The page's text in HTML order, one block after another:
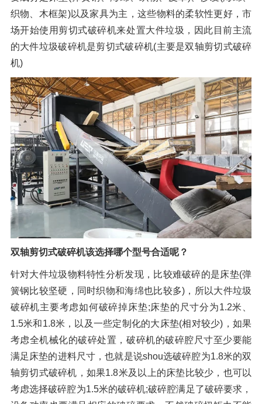
织物、木框架)以及家具为主，这些物料的柔软性更好，市
场开始使用剪切式破碎机来处置大件垃圾，因此目前主流
的大件垃圾破碎机是剪切式破碎机(主要是双轴剪切式破碎
机)
双轴剪切式破碎机该选择哪个型号合适呢？
针对大件垃圾物料特性分析发现，比较难破碎的是床垫(弹
簧钢比较坚硬，同时织物和海绵也比较多)，所以大件垃圾
破碎机主要考虑如何破碎掉床垫;床垫的尺寸分为1.2米、
1.5米和1.8米，以及一些定制化的大床垫(相对较少)，如果
考虑全机械化的破碎处置，破碎机的破碎腔尺寸至少要能
满足床垫的进料尺寸，也就是说shou选破碎腔为1.8米的双
轴剪切式破碎机，如果1.8米及以上的床垫比较少，也可以
考虑选择破碎腔为1.5米的破碎机;破碎腔满足了破碎要求，